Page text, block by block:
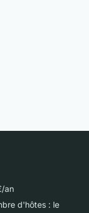
an
d'hôtes : le